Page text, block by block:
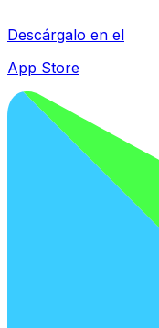
Descárgalo en el
App Store